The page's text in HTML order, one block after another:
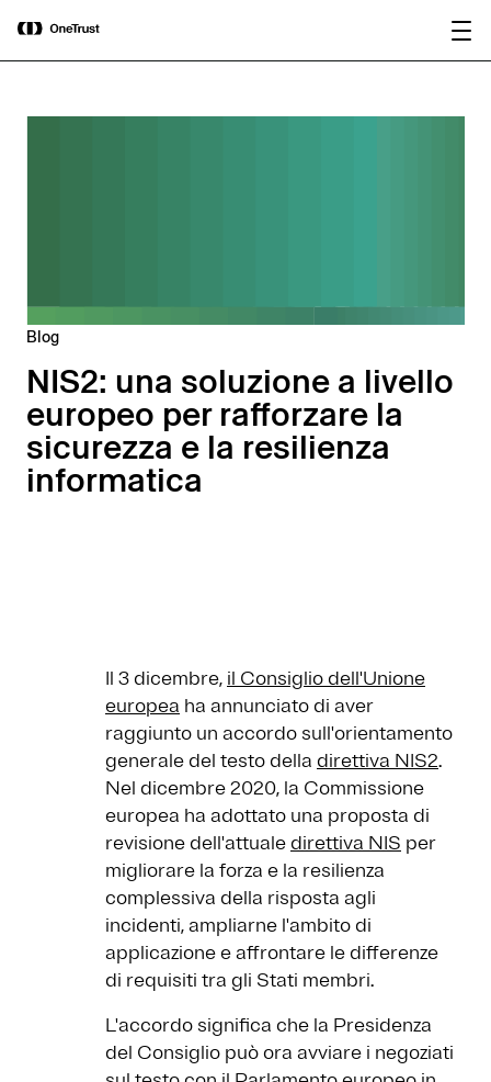
OneTrust nominata “Visionaria” nel
Magic Quadrant™ 2026 di Gartner®
per le piattaforme di governance
Blog
NIS2: una soluzione a livello
europeo per rafforzare la
sicurezza e la resilienza
informatica
Il 3 dicembre, il Consiglio dell'Unione
europea ha annunciato di aver
raggiunto un accordo sull'orientamento
generale del testo della direttiva NIS2.
Nel dicembre 2020, la Commissione
europea ha adottato una proposta di
revisione dell'attuale direttiva NIS per
migliorare la forza e la resilienza
complessiva della risposta agli
incidenti, ampliarne l'ambito di
applicazione e affrontare le differenze
di requisiti tra gli Stati membri.
L'accordo significa che la Presidenza
del Consiglio può ora avviare i negoziati